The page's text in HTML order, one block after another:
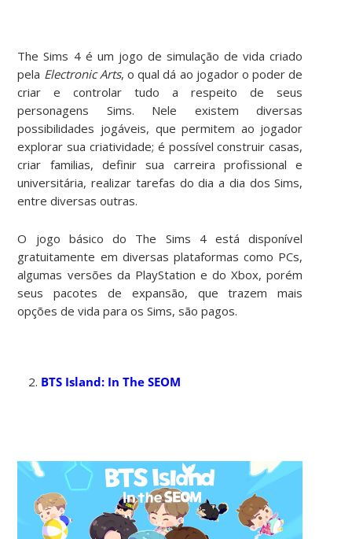
The Sims 4 é um jogo de simulação de vida criado
pela Electronic Arts, o qual dá ao jogador o poder de
criar e controlar tudo a respeito de seus
personagens Sims. Nele existem diversas
possibilidades jogáveis, que permitem ao jogador
explorar sua criatividade; é possível construir casas,
criar familias, definir sua carreira profissional e
universitária, realizar tarefas do dia a dia dos Sims,
entre diversas outras.
O jogo básico do The Sims 4 está disponível
gratuitamente em diversas plataformas como PCs,
algumas versões da PlayStation e do Xbox, porém
seus pacotes de expansão, que trazem mais
opções de vida para os Sims, são pagos.
BTS Island: In The SEOM